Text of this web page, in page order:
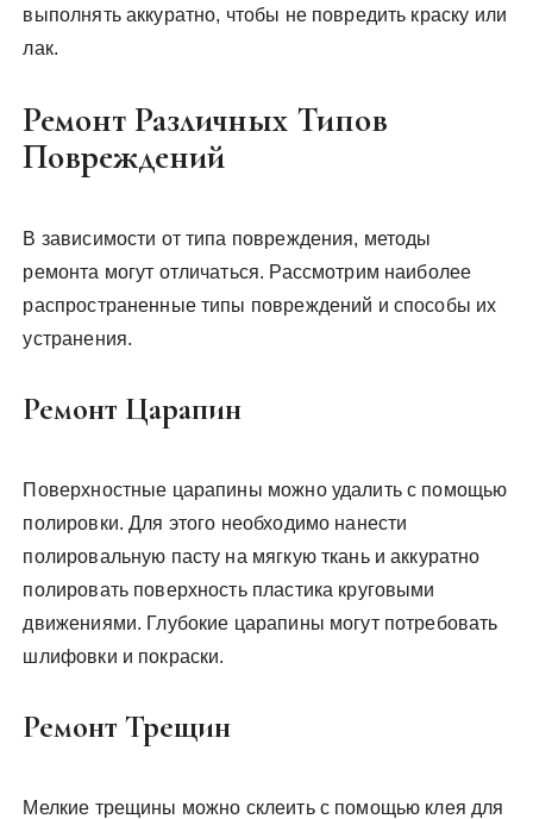
выполнять аккуратно, чтобы не повредить краску или
лак.
Ремонт Различных Типов
Повреждений
В зависимости от типа повреждения, методы
ремонта могут отличаться. Рассмотрим наиболее
распространенные типы повреждений и способы их
устранения.
Ремонт Царапин
Поверхностные царапины можно удалить с помощью
полировки. Для этого необходимо нанести
полировальную пасту на мягкую ткань и аккуратно
полировать поверхность пластика круговыми
движениями. Глубокие царапины могут потребовать
шлифовки и покраски.
Ремонт Трещин
Мелкие трещины можно склеить с помощью клея для